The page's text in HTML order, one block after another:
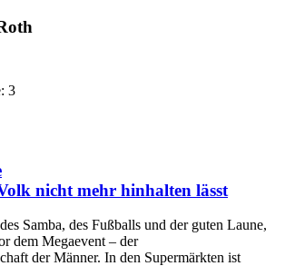
3
nicht mehr hinhalten lässt
Samba, des Fußballs und der guten Laune,
dem Megaevent – der
der Männer. In den Supermärkten ist